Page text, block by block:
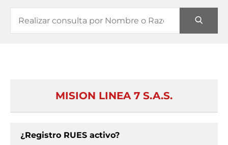
MISION LINEA 7 S.A.S.
¿Registro RUES activo?